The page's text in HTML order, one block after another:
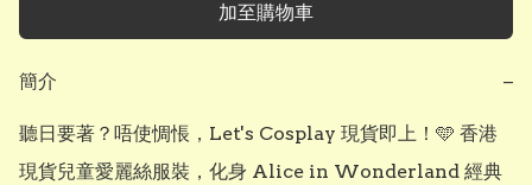
加至購物車
簡介 −
聽日要著？唔使惆悵，Let's Cosplay 現貨即上！🩵 香港
現貨兒童愛麗絲服裝，化身 Alice in Wonderland 經典